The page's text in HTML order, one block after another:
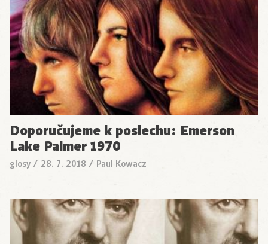
Doporučujeme k poslechu: Emerson
Lake Palmer 1970
glosy / 28. 7. 2018 / Paul Kowacz